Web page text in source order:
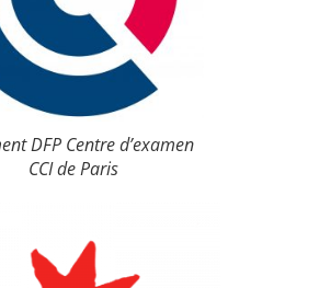
DFP Centre d’examen
CCI de Paris